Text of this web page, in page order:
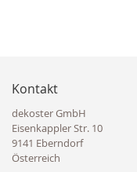
Kontakt
dekoster GmbH
Eisenkappler Str. 10
9141 Eberndorf
Österreich